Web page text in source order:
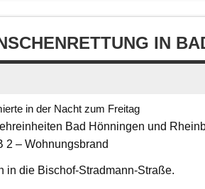
IN
in der Nacht zum Freitag
Bad Hönningen und
2 – Wohnungsbrand
in die Bischof-Stradmann-Straße.